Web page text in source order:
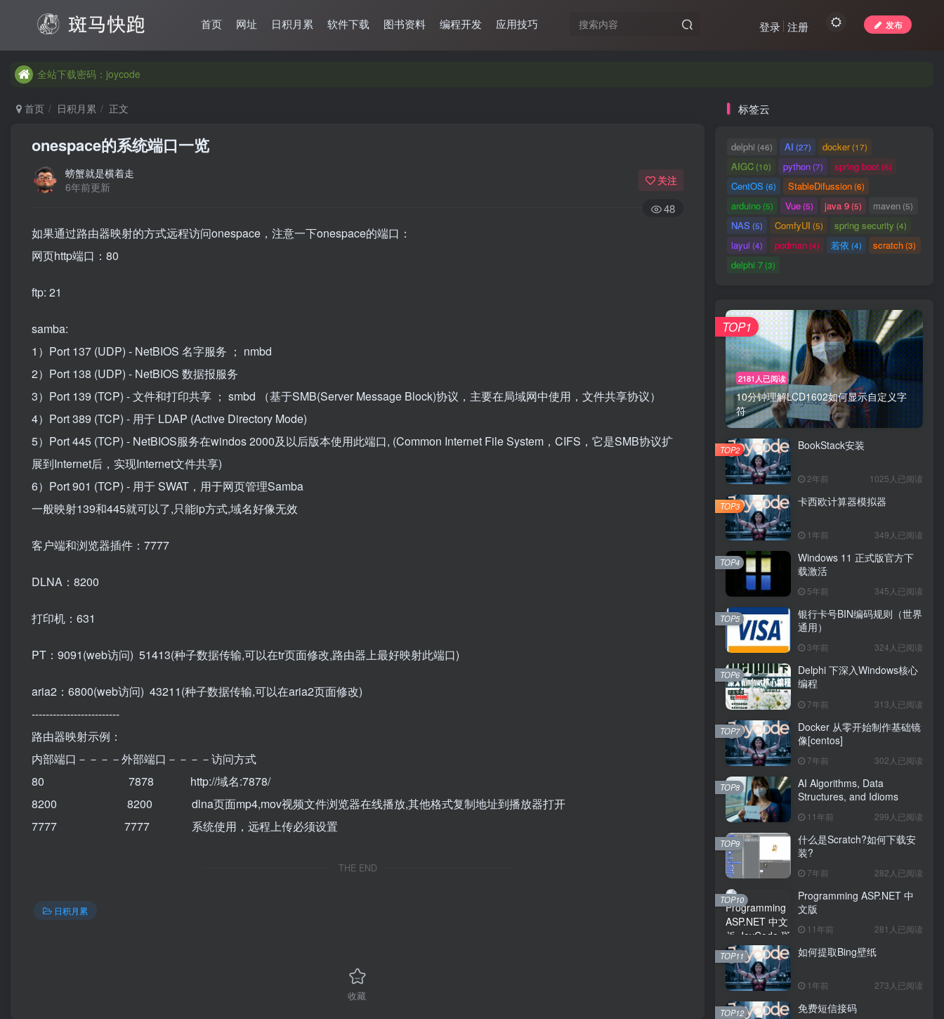
首页 网址 日积月累 软件下载 图书资料 编程开发 应用技巧 发布
登录 注册
全站下载密码：joycode
全站下载密码：joycode
首页 日积月累 正文
onespace的系统端口一览
螃蟹就是横着走
6年前更新
关注
48
如果通过路由器映射的方式远程访问onespace，注意一下onespace的端口：
网页http端口：80
ftp: 21
samba:
1）Port 137 (UDP) - NetBIOS 名字服务 ； nmbd
2）Port 138 (UDP) - NetBIOS 数据报服务
3）Port 139 (TCP) - 文件和打印共享 ； smbd （基于SMB(Server Message Block)协议，主要在局域网中使用，文件共享协议）
4）Port 389 (TCP) - 用于 LDAP (Active Directory Mode)
5）Port 445 (TCP) - NetBIOS服务在windos 2000及以后版本使用此端口, (Common Internet File System，CIFS，它是SMB协议扩
展到Internet后，实现Internet文件共享)
6）Port 901 (TCP) - 用于 SWAT，用于网页管理Samba
一般映射139和445就可以了,只能ip方式,域名好像无效
客户端和浏览器插件：7777
DLNA：8200
打印机：631
PT：9091(web访问) 51413(种子数据传输,可以在tr页面修改,路由器上最好映射此端口)
aria2：6800(web访问) 43211(种子数据传输,可以在aria2页面修改)
-------------------------
路由器映射示例：
内部端口－－－－外部端口－－－－访问方式
80 7878 http://域名:7878/
8200 8200 dlna页面mp4,mov视频文件浏览器在线播放,其他格式复制地址到播放器打开
7777 7777 系统使用，远程上传必须设置
THE END
日积月累
收藏
标签云
delphi (46) AI (27) docker(17)
AIGC (10) python(7) spring boot(6)
CentOS (6) StableDifussion(6)
arduino(5) Vue(5) java 9(5) maven (5)
NAS (5) ComfyUI (5) spring security (4)
layui(4) podman(4) 若依 (4) scratch(3)
delphi 7(3)
2181人已阅读
10分钟理解LCD1602如何显示自定义字
符
TOP1
BookStack安装
2年前 1025人已阅读
TOP2
卡西欧计算器模拟器
1年前 349人已阅读
TOP3
Windows 11 正式版官方下
载激活
5年前 345人已阅读
TOP4
银行卡号BIN编码规则（世界
通用）
3年前 324人已阅读
TOP5
Delphi 下深入Windows核心
编程
7年前 313人已阅读
TOP6
Docker 从零开始制作基础镜
像[centos]
7年前 302人已阅读
TOP7
AI Algorithms, Data
Structures, and Idioms
11年前 299人已阅读
TOP8
什么是Scratch?如何下载安
装?
7年前 282人已阅读
TOP9
Programming ASP.NET 中
文版
11年前 281人已阅读
TOP10
如何提取Bing壁纸
1年前 273人已阅读
TOP11
免费短信接码
TOP12